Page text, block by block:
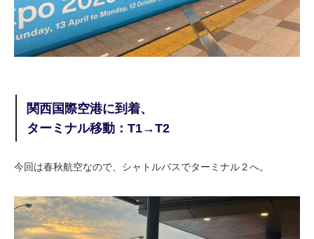
関西国際空港に到着、
ターミナル移動：T1→T2
今回は春秋航空なので、シャトルバスでターミナル２へ。